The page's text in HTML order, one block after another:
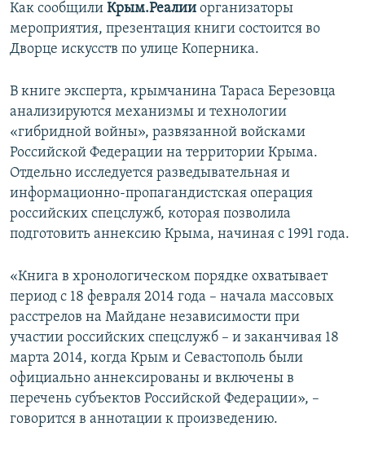
Как сообщили Крым.Реалии организаторы
мероприятия, презентация книги состоится во
Дворце искусств по улице Коперника.
В книге эксперта, крымчанина Тараса Березовца
анализируются механизмы и технологии
«гибридной войны», развязанной войсками
Российской Федерации на территории Крыма.
Отдельно исследуется разведывательная и
информационно-пропагандистская операция
российских спецслужб, которая позволила
подготовить аннексию Крыма, начиная с 1991 года.
«Книга в хронологическом порядке охватывает
период с 18 февраля 2014 года – начала массовых
расстрелов на Майдане независимости при
участии российских спецслужб – и заканчивая 18
марта 2014, когда Крым и Севастополь были
официально аннексированы и включены в
перечень субъектов Российской Федерации», –
говорится в аннотации к произведению.